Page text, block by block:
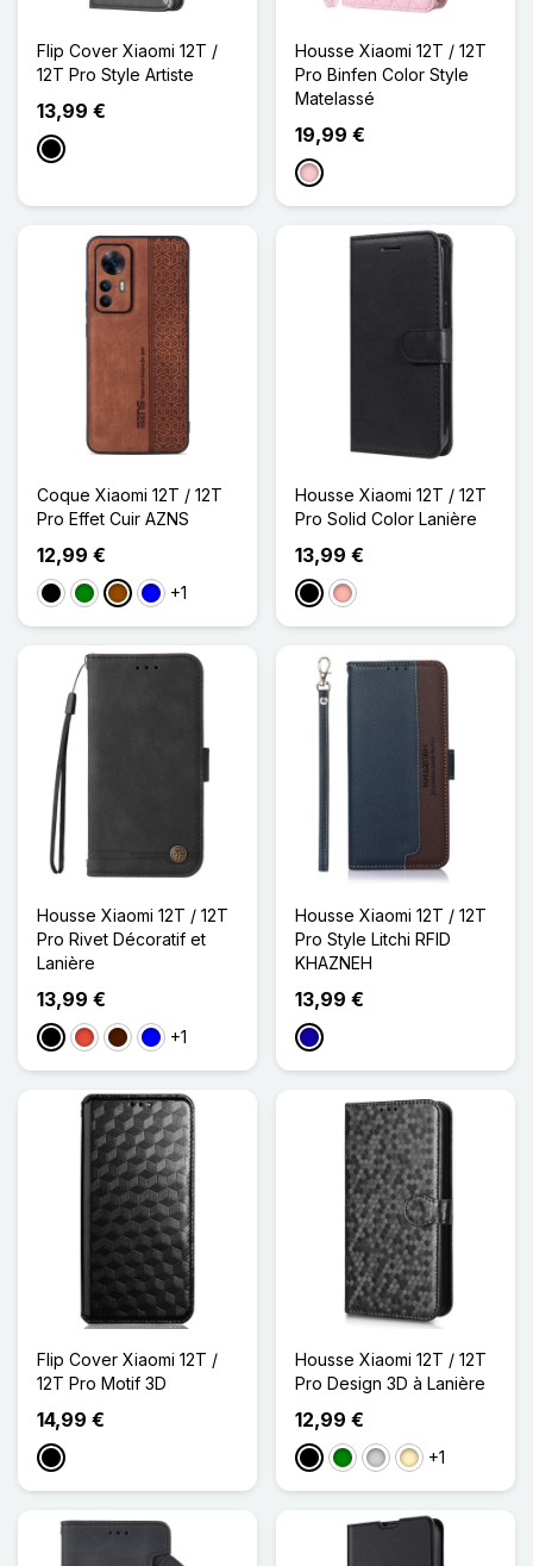
Flip Cover Xiaomi 12T /
12T Pro Style Artiste
13,99 €
Noir
Housse Xiaomi 12T / 12T
Pro Binfen Color Style
Matelassé
19,99 €
Rose
Coque Xiaomi 12T / 12T
Pro Effet Cuir AZNS
12,99 €
NoirVertMarron
Bleu+1
Housse Xiaomi 12T / 12T
Pro Solid Color Lanière
13,99 €
NoirOr Rose
Housse Xiaomi 12T / 12T
Pro Rivet Décoratif et
Lanière
13,99 €
NoirRougeMarron Foncé
Bleu+1
Housse Xiaomi 12T / 12T
Pro Style Litchi RFID
KHAZNEH
13,99 €
Bleu Foncé
Flip Cover Xiaomi 12T /
12T Pro Motif 3D
14,99 €
Noir
Housse Xiaomi 12T / 12T
Pro Design 3D à Lanière
12,99 €
NoirVertArgenté
Doré+1